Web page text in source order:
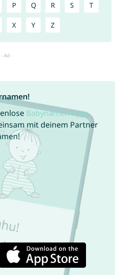
P Q R S T
X Y Z
Babynamen App
mit deinem Partner